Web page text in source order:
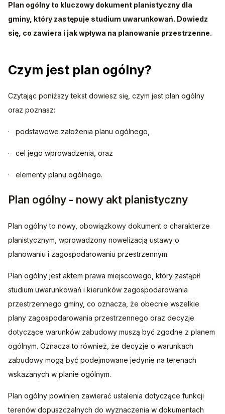
Plan ogólny to kluczowy dokument planistyczny dla
gminy, który zastępuje studium uwarunkowań. Dowiedz
się, co zawiera i jak wpływa na planowanie przestrzenne.
Czym jest plan ogólny?
Czytając poniższy tekst dowiesz się, czym jest plan ogólny
oraz poznasz:
·   podstawowe założenia planu ogólnego,
·   cel jego wprowadzenia, oraz
·   elementy planu ogólnego.
Plan ogólny - nowy akt planistyczny
Plan ogólny to nowy, obowiązkowy dokument o charakterze
planistycznym, wprowadzony nowelizacją ustawy o
planowaniu i zagospodarowaniu przestrzennym.
Plan ogólny jest aktem prawa miejscowego, który zastąpił
studium uwarunkowań i kierunków zagospodarowania
przestrzennego gminy, co oznacza, że obecnie wszelkie
plany zagospodarowania przestrzennego oraz decyzje
dotyczące warunków zabudowy muszą być zgodne z planem
ogólnym. Oznacza to również, że decyzje o warunkach
zabudowy mogą być podejmowane jedynie na terenach
wskazanych w planie ogólnym.
Plan ogólny powinien zawierać ustalenia dotyczące funkcji
terenów dopuszczalnych do wyznaczenia w dokumentach